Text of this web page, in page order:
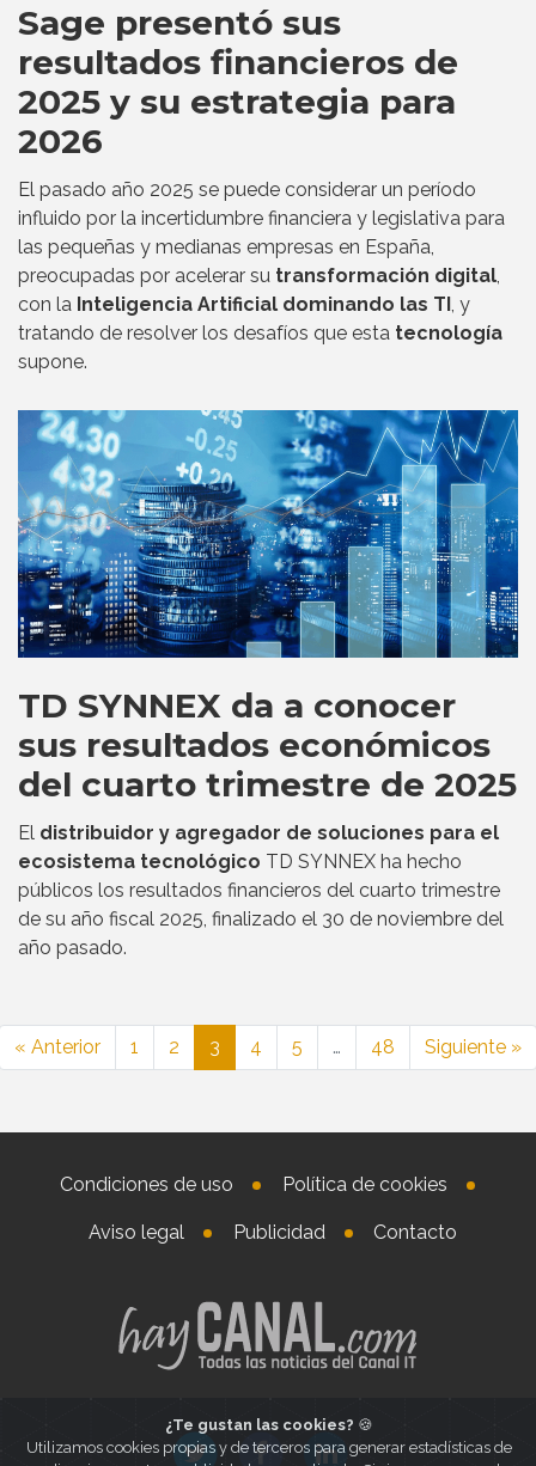
Sage presentó sus
resultados financieros de
2025 y su estrategia para
2026
El pasado año 2025 se puede considerar un período
influido por la incertidumbre financiera y legislativa para
las pequeñas y medianas empresas en España,
preocupadas por acelerar su transformación digital
con la Inteligencia Artificial dominando las TI , y
tratando de resolver los desafíos que esta tecnología
supone.
TD SYNNEX da a conocer
sus resultados económicos
del cuarto trimestre de 2025
El distribuidor y agregador de soluciones para el
ecosistema tecnológico TD SYNNEX ha hecho
públicos los resultados financieros del cuarto trimestre
de su año fiscal 2025, finalizado el 30 de noviembre del
año pasado.
« Anterior 1 2 3 4 5 … 48 Siguiente »
Condiciones de uso Política de cookies
Aviso legal Publicidad Contacto
¿Te gustan las cookies? 🍪
Utilizamos cookies propias y de terceros para generar estadísticas de